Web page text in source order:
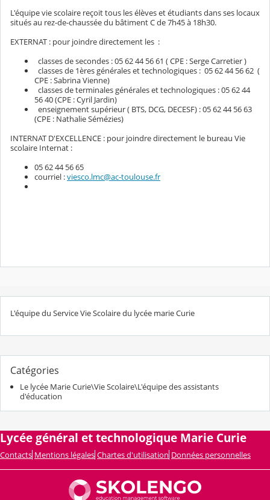
L'équipe vie scolaire reçoit tous les élèves et étudiants dans ses locaux
situés au rez-de-chaussée du bâtiment C de 7h45 à 18h30.
EXTERNAT : pour joindre directement les :
classes de secondes : 05 62 44 56 61 ( CPE : Serge Carretier )
classes de 1ères générales et technologiques : 05 62 44 56 62 (
CPE : Sabrina Vienne)
classes de terminales générales et technologiques : 05 62 44
56 40 (CPE : Cyril Jardin)
enseignement supérieur ( BTS, DCG, DECESF) : 05 62 44 56 63
(CPE : Nathalie Sémézies)
INTERNAT D'EXCELLENCE : pour joindre directement le bureau Vie
scolaire Internat :
05 62 44 56 65
courriel :viesco.lmc@ac-toulouse.fr
L'équipe du Service Vie Scolaire du lycée marie Curie
Catégories
Le lycée Marie Curie\Vie Scolaire\L'équipe des assistants
d'éducation
Lycée général et technologique Marie Curie
Contacts Mentions légales Chartes d'utilisation Données personnelles